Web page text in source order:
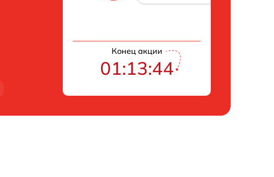
Конец акции
01:13:43